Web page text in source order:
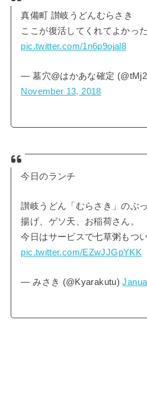
真備町 讃岐うどんむらさき
ここが復活してくれてよかった
pic.twitter.com/1n6p9ojal8
— 墓穴@はかあな確定
November 13, 2018
今日のランチ
讃岐うどん「むらさき」のぶ
揚げ、ゲソ天、お稲荷さん。
今日はサービスで七草粥もつ
pic.twitter.com/EZwJJGpYKK
— みさき (@Kyarakutu)